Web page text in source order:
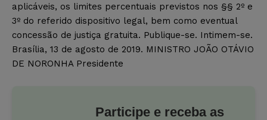
aplicáveis, os limites percentuais previstos nos §§ 2º e
3º do referido dispositivo legal, bem como eventual
concessão de justiça gratuita. Publique-se. Intimem-se.
Brasília, 13 de agosto de 2019. MINISTRO JOÃO OTÁVIO
DE NORONHA Presidente
Participe e receba as